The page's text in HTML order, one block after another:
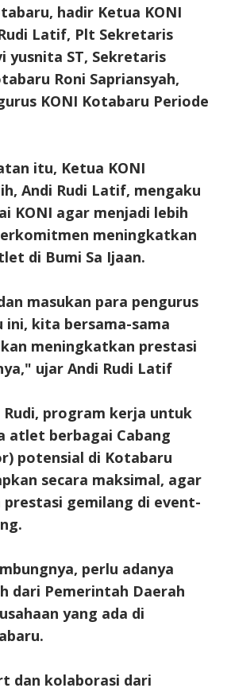
hadir Ketua KONI
Latif, Plt Sekretaris
yusnita ST, Sekretaris
Roni Sapriansyah,
KONI Kotabaru Periode
itu, Ketua KONI
Andi Rudi Latif, mengaku
KONI agar menjadi lebih
meningkatkan
di Bumi Sa Ijaan.
masukan para pengurus
ini, kita bersama-sama
meningkatkan prestasi
ujar Andi Rudi Latif
program kerja untuk
atlet berbagai Cabang
potensial di Kotabaru
secara maksimal, agar
prestasi gemilang di event-
perlu adanya
dari Pemerintah Daerah
yang ada di
dan kolaborasi dari